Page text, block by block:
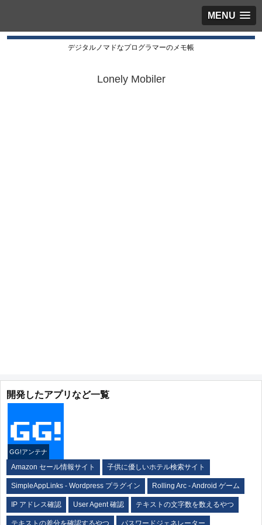
MENU
デジタルノマドなプログラマーのメモ帳
Lonely Mobiler
開発したアプリなど一覧
GG!アンテナ
Amazon セール情報サイト 子供に優しいホテル検索サイト
SimpleAppLinks - Wordpress プラグイン Rolling Arc - Android ゲーム
IP アドレス確認 User Agent 確認 テキストの文字数を数えるやつ